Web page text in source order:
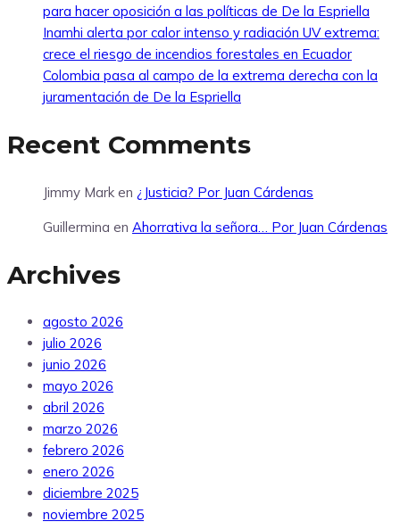
para hacer oposición a las políticas de De la Espriella
Inamhi alerta por calor intenso y radiación UV extrema:
crece el riesgo de incendios forestales en Ecuador
Colombia pasa al campo de la extrema derecha con la
juramentación de De la Espriella
Recent Comments
Jimmy Mark en ¿Justicia? Por Juan Cárdenas
Guillermina en Ahorrativa la señora… Por Juan Cárdenas
Archives
agosto 2026
julio 2026
junio 2026
mayo 2026
abril 2026
marzo 2026
febrero 2026
enero 2026
diciembre 2025
noviembre 2025